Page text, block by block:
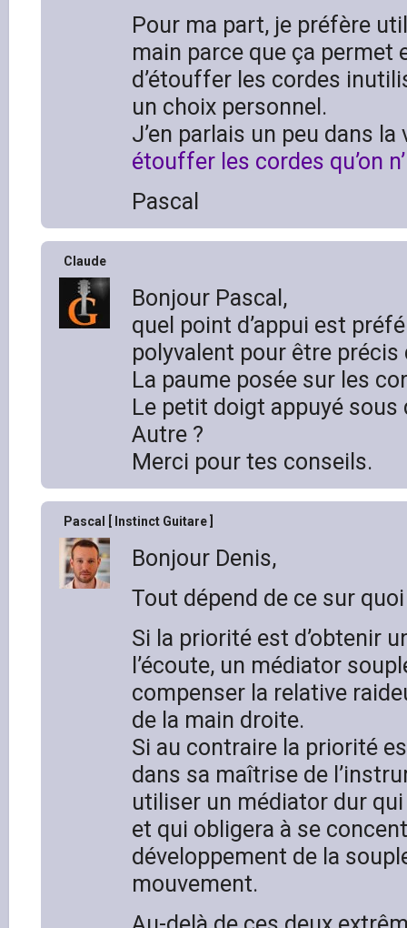
Pour ma part, je préfère
main parce que ça permet
d’étouffer les cordes
un choix personnel.
J’en parlais un peu dans
étouffer les cordes qu’on
Pascal
Claude
Bonjour Pascal,
quel point d’appui est
polyvalent pour être précis
La paume posée sur les
Le petit doigt appuyé sous
Autre ?
Merci pour tes conseils.
Pascal [ Instinct Guitare ]
Bonjour Denis,
Tout dépend de ce sur
Si la priorité est d’obtenir
l’écoute, un médiator
compenser la relative
de la main droite.
Si au contraire la priorité
dans sa maîtrise de
utiliser un médiator dur
et qui obligera à se
développement de la
mouvement.